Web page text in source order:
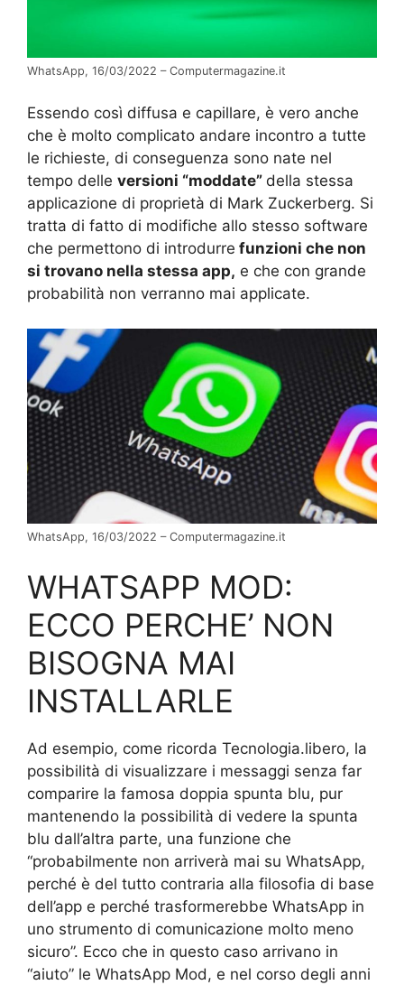
WhatsApp, 16/03/2022 – Computermagazine.it
Essendo così diffusa e capillare, è vero anche
che è molto complicato andare incontro a tutte
le richieste, di conseguenza sono nate nel
tempo delle versioni “moddate” della stessa
applicazione di proprietà di Mark Zuckerberg. Si
tratta di fatto di modifiche allo stesso software
che permettono di introdurre funzioni che non
si trovano nella stessa app, e che con grande
probabilità non verranno mai applicate.
WhatsApp, 16/03/2022 – Computermagazine.it
WHATSAPP MOD:
ECCO PERCHE’ NON
BISOGNA MAI
INSTALLARLE
Ad esempio, come ricorda Tecnologia.libero, la
possibilità di visualizzare i messaggi senza far
comparire la famosa doppia spunta blu, pur
mantenendo la possibilità di vedere la spunta
blu dall’altra parte, una funzione che
“probabilmente non arriverà mai su WhatsApp,
perché è del tutto contraria alla filosofia di base
dell’app e perché trasformerebbe WhatsApp in
uno strumento di comunicazione molto meno
sicuro”. Ecco che in questo caso arrivano in
“aiuto” le WhatsApp Mod, e nel corso degli anni